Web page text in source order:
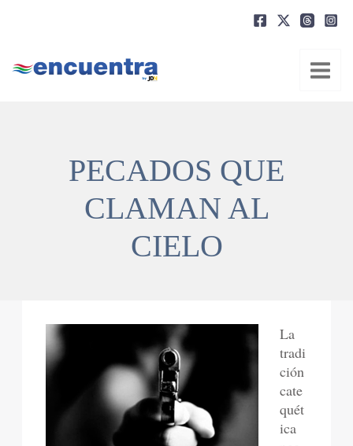
PECADOS QUE
CLAMAN AL
CIELO
La
tradi
ción
cate
quét
ica